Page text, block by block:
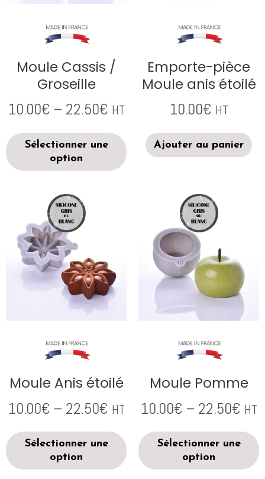
Moule Cassis /
Groseille
10.00€ – 22.50€ HT
Sélectionner une
option
Emporte-pièce
Moule anis étoilé
10.00€ HT
Ajouter au panier
Moule Anis étoilé
10.00€ – 22.50€ HT
Sélectionner une
option
Moule Pomme
10.00€ – 22.50€ HT
Sélectionner une
option